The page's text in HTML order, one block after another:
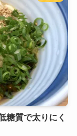
糖質で太りにく